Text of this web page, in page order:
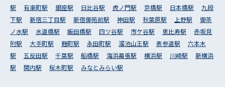
駅
有楽町駅 銀座駅 日比谷駅 虎ノ門駅 京橋駅 日本橋駅
九段
下駅
新宿三丁目駅 新宿御苑前駅 神田駅 秋葉原駅 上野駅
御茶
ノ水駅
水道橋駅 飯田橋駅 四ツ谷駅 市ケ谷駅 恵比寿駅
赤坂見
附駅
大手町駅 麹町駅 永田町駅 溜池山王駅 表参道駅
六本木
駅
五反田駅 千葉駅 船橋駅 海浜幕張駅 横浜駅 川崎駅
新横浜
駅
関内駅 桜木町駅 みなとみらい駅